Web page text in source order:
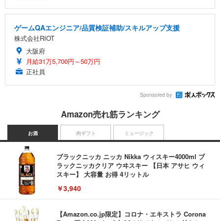
ゲームQAエンジニア/品質検証補助/スキルアップ支援
株式会社RIOT
大阪府
月給31万5,700円～50万円
正社員
Sponsored by
Amazon売れ筋ランキング
お酒
ブラックニッカ ニッカ Nikka ウィスキー4000ml ブ
ラックニッカクリア ウヰスキー 【日本 アサヒ ウィ
スキー】 大容量 お得 4リットル
￥3,940
【Amazon.co.jp限定】コロナ・エキストラ Corona
肉ギフト ミュージック